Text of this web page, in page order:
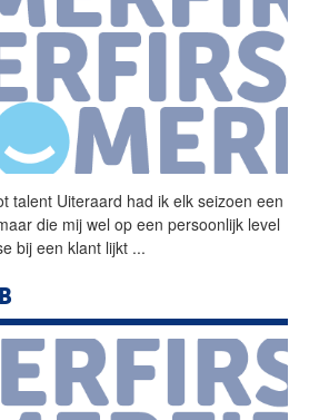
talent Uiteraard had ik elk seizoen een
die mij wel op een persoonlijk level
bij een klant lijkt ...